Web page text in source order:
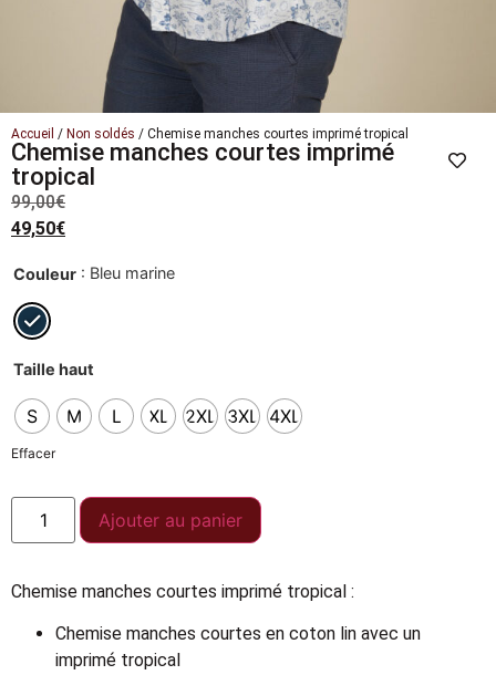
Accueil / Non soldés / Chemise manches courtes imprimé tropical
Chemise manches courtes imprimé
tropical
99,00€
49,50€
Couleur : Bleu marine
Taille haut
S M L XL 2XL 3XL 4XL
Effacer
Ajouter au panier
Chemise manches courtes imprimé tropical :
Chemise manches courtes en coton lin avec un
imprimé tropical